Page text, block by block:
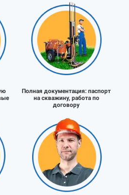
Полная документация: паспорт
на скважину, работа по
договору